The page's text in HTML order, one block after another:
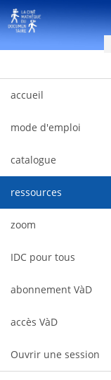
Saut au contenu
accueil
mode d'emploi
catalogue
ressources
zoom
IDC pour tous
abonnement VàD
accès VàD
Ouvrir une session